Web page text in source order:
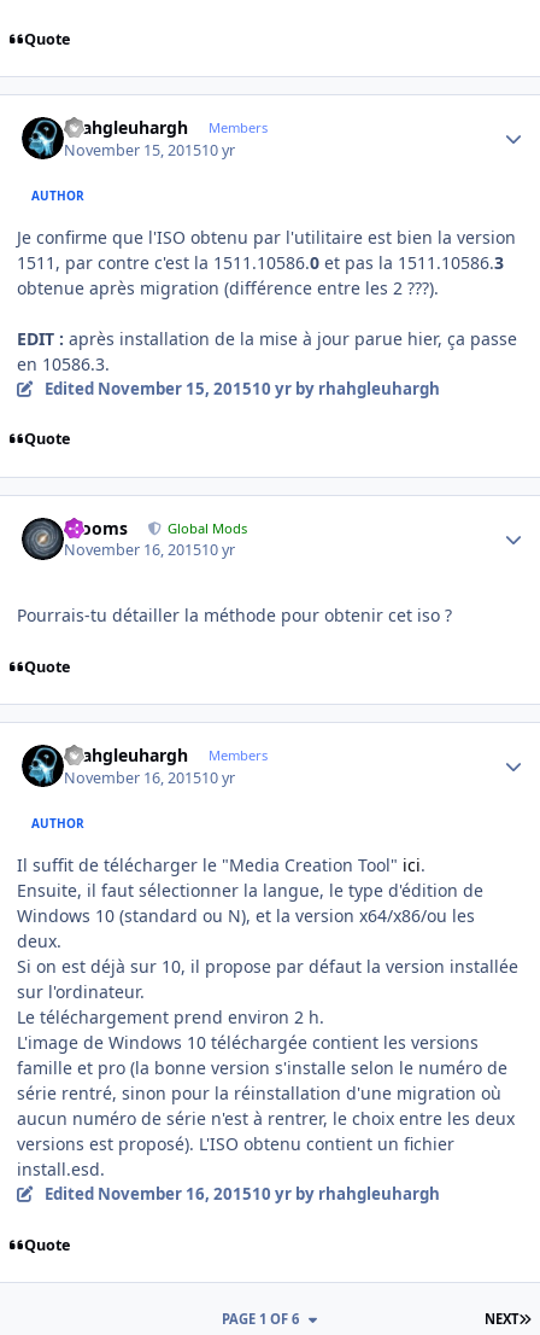
Quote
rhahgleuhargh Members
November 15, 201510 yr
AUTHOR
Je confirme que l'ISO obtenu par l'utilitaire est bien la version
1511, par contre c'est la 1511.10586.0 et pas la 1511.10586.3
obtenue après migration (différence entre les 2 ???).
EDIT : après installation de la mise à jour parue hier, ça passe
en 10586.3.
Edited November 15, 201510 yrby rhahgleuhargh
Quote
mooms Global Mods
November 16, 201510 yr
Pourrais-tu détailler la méthode pour obtenir cet iso ?
Quote
rhahgleuhargh Members
November 16, 201510 yr
AUTHOR
Il suffit de télécharger le "Media Creation Tool" ici.
Ensuite, il faut sélectionner la langue, le type d'édition de
Windows 10 (standard ou N), et la version x64/x86/ou les
deux.
Si on est déjà sur 10, il propose par défaut la version installée
sur l'ordinateur.
Le téléchargement prend environ 2 h.
L'image de Windows 10 téléchargée contient les versions
famille et pro (la bonne version s'installe selon le numéro de
série rentré, sinon pour la réinstallation d'une migration où
aucun numéro de série n'est à rentrer, le choix entre les deux
versions est proposé). L'ISO obtenu contient un fichier
install.esd.
Edited November 16, 201510 yrby rhahgleuhargh
Quote
NEXT
PAGE 1 OF 6